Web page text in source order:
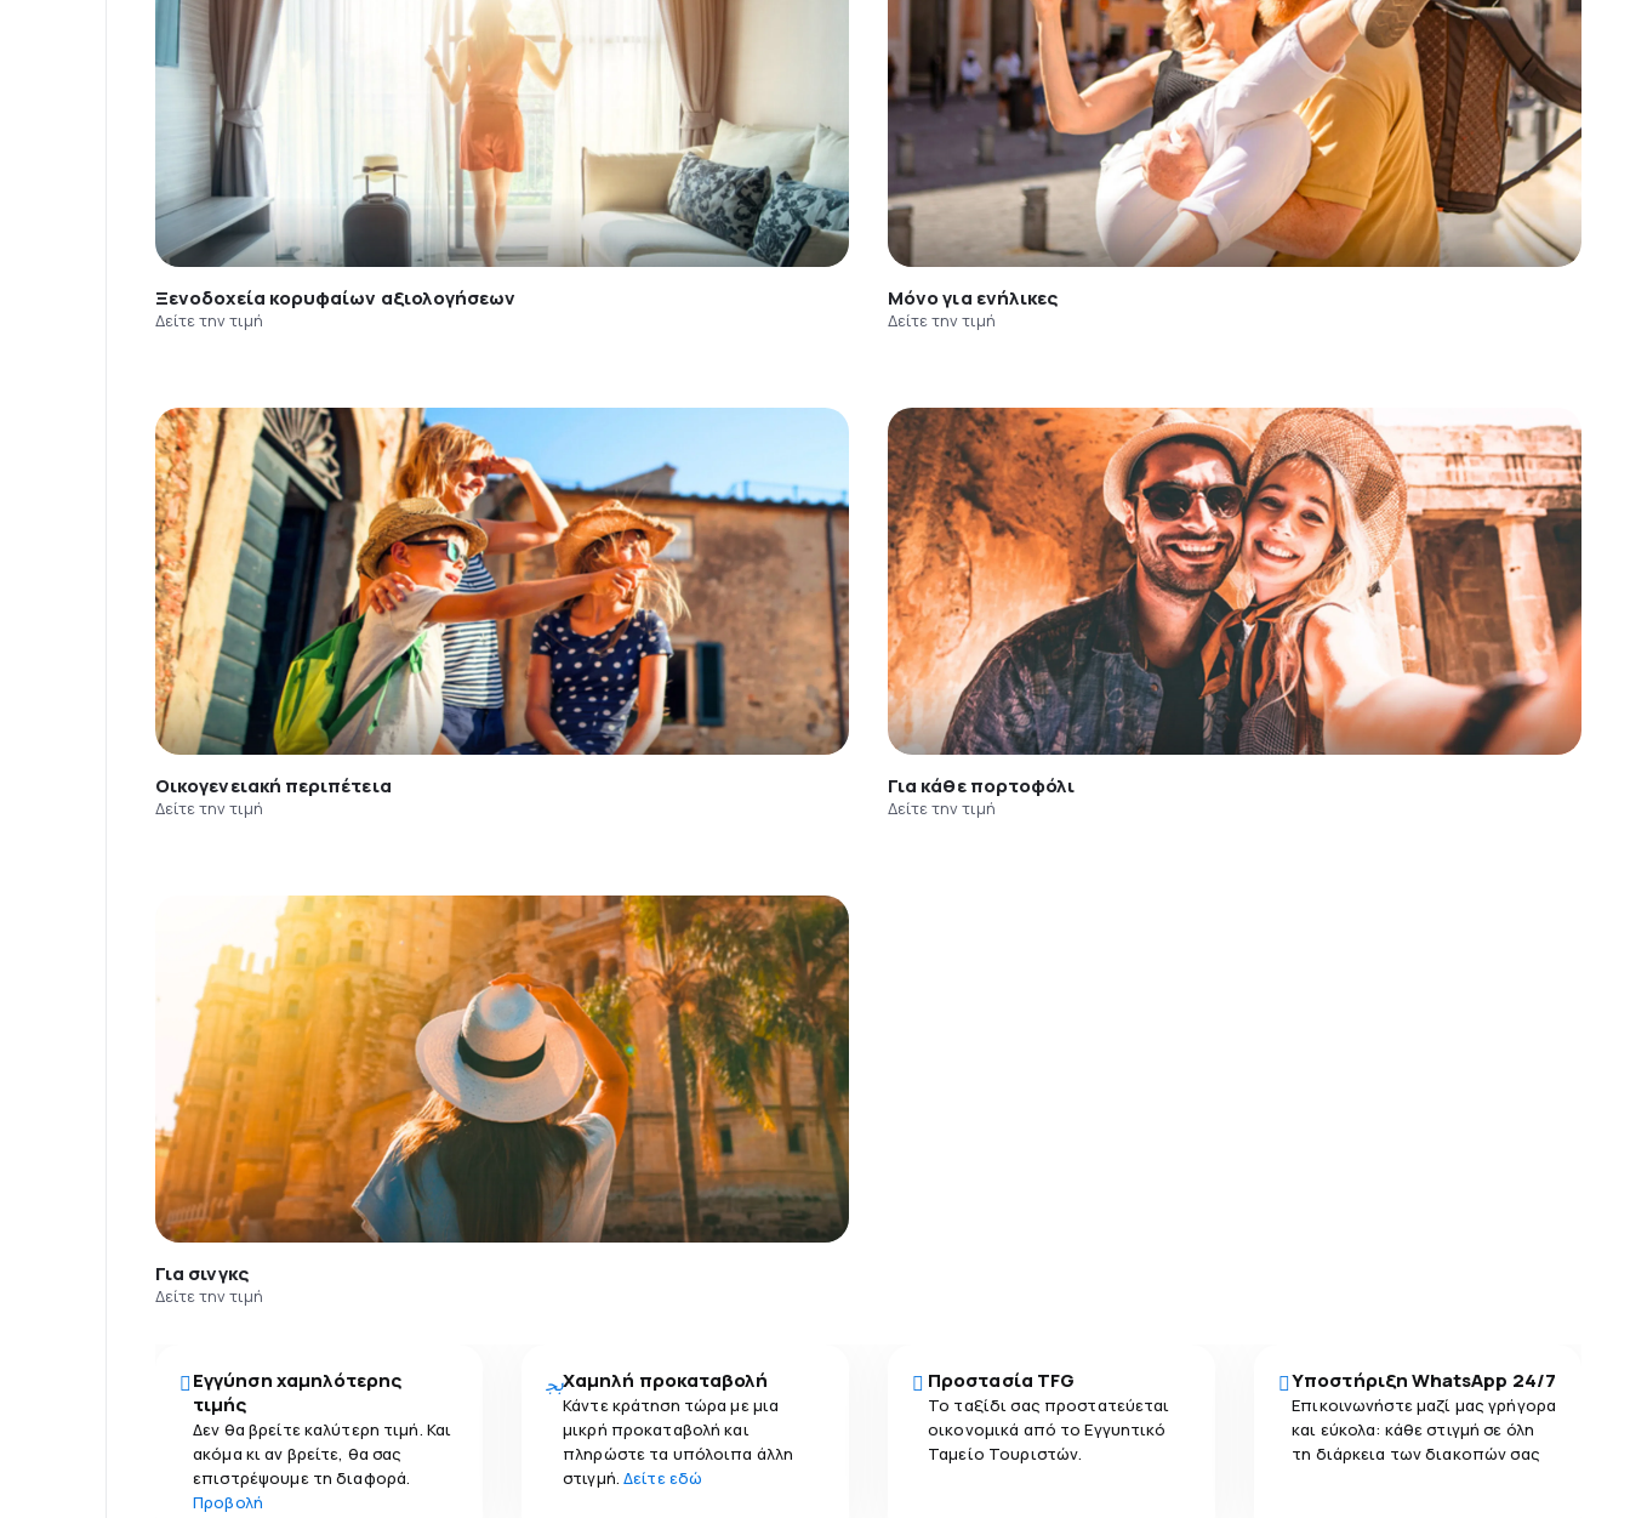
Ξενοδοχεία κορυφαίων αξιολογήσεων
Δείτε την τιμή
Μόνο για ενήλικες
Δείτε την τιμή
Οικογενειακή περιπέτεια
Δείτε την τιμή
Για κάθε πορτοφόλι
Δείτε την τιμή
Για σινγκς
Δείτε την τιμή
Εγγύηση χαμηλότερης
τιμής
Δεν θα βρείτε καλύτερη τιμή. Και
ακόμα κι αν βρείτε, θα σας
επιστρέψουμε τη διαφορά.
Προβολή
Χαμηλή προκαταβολή
Κάντε κράτηση τώρα με μια
μικρή προκαταβολή και
πληρώστε τα υπόλοιπα άλλη
στιγμή.Δείτε εδώ
Προστασία TFG
Το ταξίδι σας προστατεύεται
οικονομικά από το Εγγυητικό
Ταμείο Τουριστών.
Υποστήριξη WhatsApp 24/7
Επικοινωνήστε μαζί μας γρήγορα
και εύκολα: κάθε στιγμή σε όλη
τη διάρκεια των διακοπών σας